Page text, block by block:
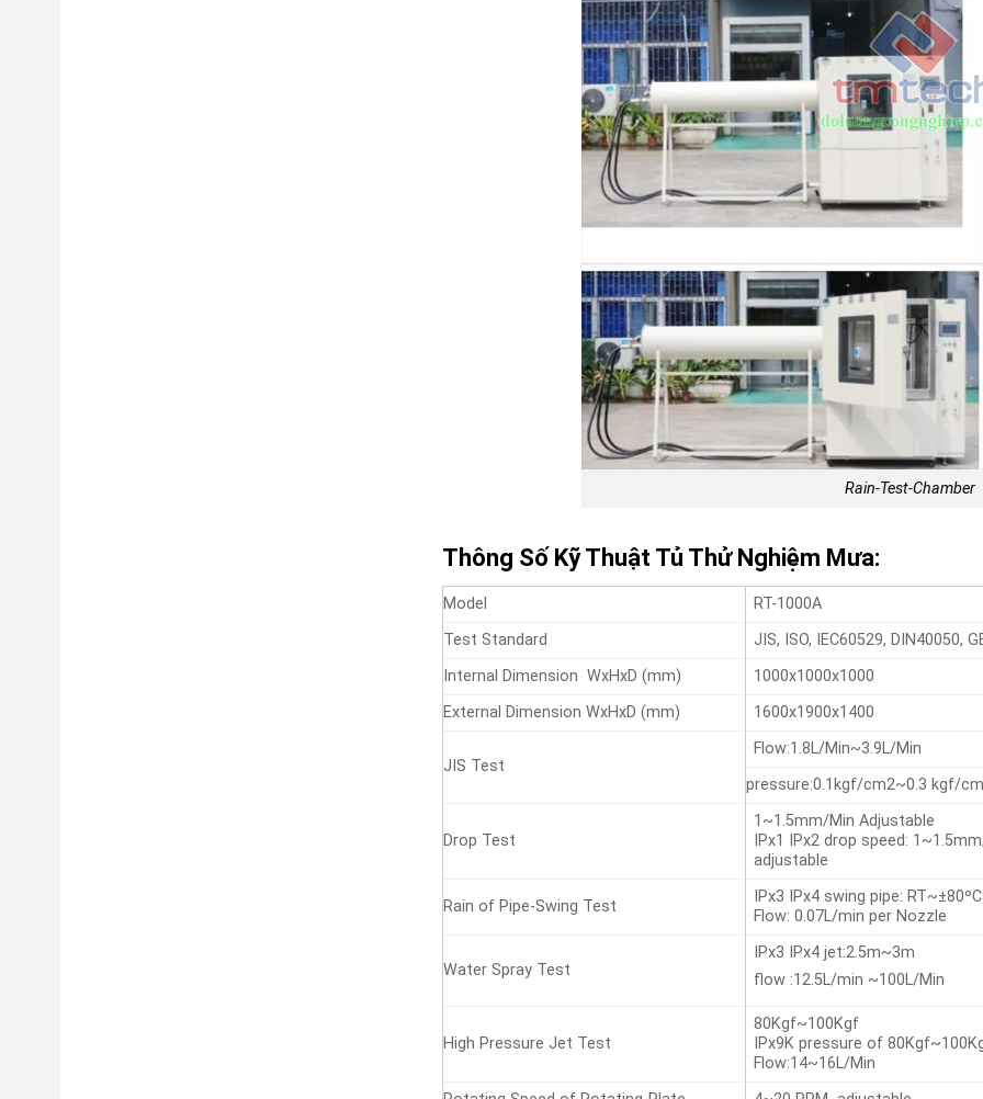
Rain-Test-Chamber
Thông Số Kỹ Thuật Tủ Thử Nghiệm Mưa:
Model
RT-1000A
Test Standard
JIS, ISO, IEC60529, DIN40050,
Internal Dimension WxHxD (mm)
1000x1000x1000
External Dimension WxHxD (mm)
1600x1900x1400
JIS Test
Flow:1.8L/Min~3.9L/Min
pressure:0.1kgf/cm2~0.3 kgf/
Drop Test
1~1.5mm/Min Adjustable
IPx1 IPx2 drop speed:
adjustable
Rain of Pipe-Swing Test
IPx3 IPx4 swing pipe: RT~±80ºC
Flow: 0.07L/min per Nozzle
Water Spray Test
IPx3 IPx4 jet:2.5m~3m
flow :12.5L/min ~100L/Min
High Pressure Jet Test
80Kgf~100Kgf
IPx9K pressure of
Flow:14~16L/Min